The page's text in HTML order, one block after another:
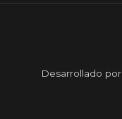
Desarrollado por